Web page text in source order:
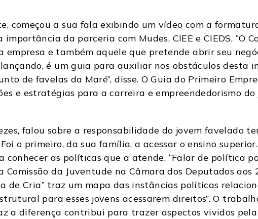
começou a sua fala exibindo um vídeo com a
da parceria com Mudes, CIEE e CIEDS. “O
empresa e também aquele que pretende abrir seu
é um guia para auxiliar nos obstáculos desta
de favelas da Maré”, disse. O Guia do Primeiro
e estratégias para a carreira e empreendedorismo
falou sobre a responsabilidade do jovem favelado
o primeiro, da sua família, a acessar o ensino
as políticas que a atende. “Falar de política
da Juventude na Câmara dos Deputados aos
de Cria” traz um mapa das instâncias políticas
para esses jovens acessarem direitos”. O
a diferença contribui para trazer aspectos vividos